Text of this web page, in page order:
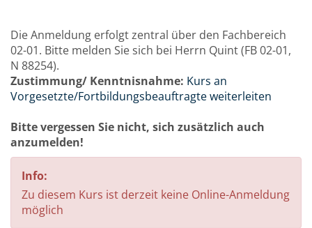
Die Anmeldung erfolgt zentral über den Fachbereich
02-01. Bitte melden Sie sich bei Herrn Quint (FB 02-01,
N 88254).
Zustimmung/ Kenntnisnahme: Kurs an
Vorgesetzte/Fortbildungsbeauftragte weiterleiten
Bitte vergessen Sie nicht, sich zusätzlich auch
anzumelden!
Info:
Zu diesem Kurs ist derzeit keine Online-Anmeldung
möglich